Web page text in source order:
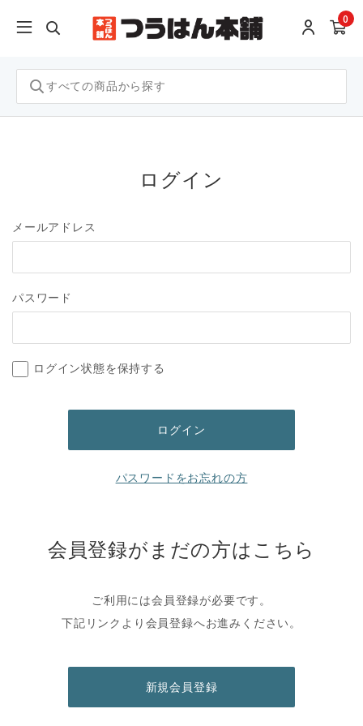
0
ログイン
メールアドレス
パスワード
ログイン状態を保持する
パスワードをお忘れの方
会員登録がまだの方はこちら
ご利用には会員登録が必要です。
下記リンクより会員登録へお進みください。
新規会員登録